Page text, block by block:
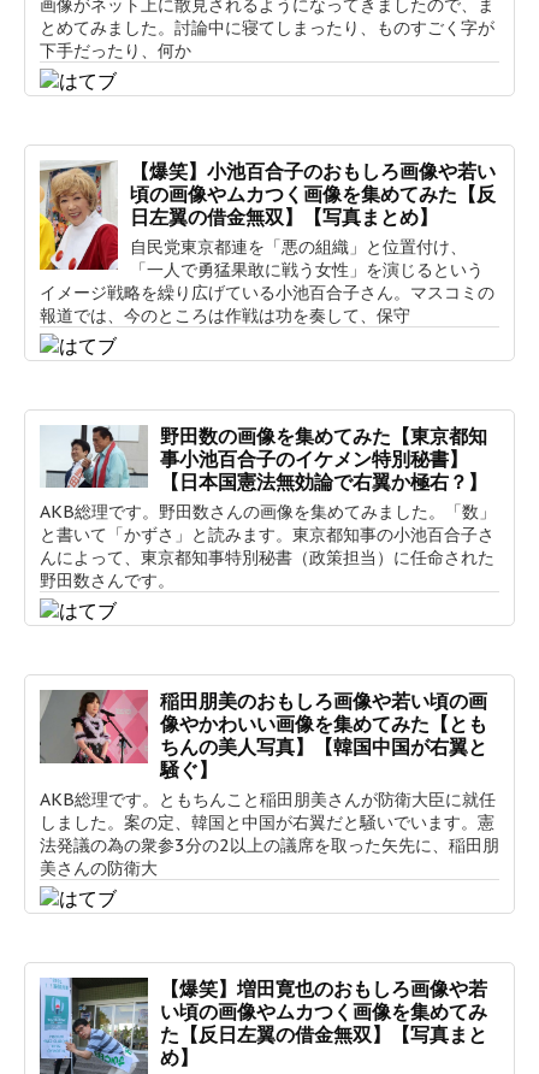
画像がネット上に散見されるようになってきましたので、ま
とめてみました。討論中に寝てしまったり、ものすごく字が
下手だったり、何か
【爆笑】小池百合子のおもしろ画像や若い
頃の画像やムカつく画像を集めてみた【反
日左翼の借金無双】【写真まとめ】
自民党東京都連を「悪の組織」と位置付け、
「一人で勇猛果敢に戦う女性」を演じるという
イメージ戦略を繰り広げている小池百合子さん。マスコミの
報道では、今のところは作戦は功を奏して、保守
野田数の画像を集めてみた【東京都知
事小池百合子のイケメン特別秘書】
【日本国憲法無効論で右翼か極右？】
AKB総理です。野田数さんの画像を集めてみました。「数」
と書いて「かずさ」と読みます。東京都知事の小池百合子さ
んによって、東京都知事特別秘書（政策担当）に任命された
野田数さんです。
稲田朋美のおもしろ画像や若い頃の画
像やかわいい画像を集めてみた【とも
ちんの美人写真】【韓国中国が右翼と
騒ぐ】
AKB総理です。ともちんこと稲田朋美さんが防衛大臣に就任
しました。案の定、韓国と中国が右翼だと騒いでいます。憲
法発議の為の衆参3分の2以上の議席を取った矢先に、稲田朋
美さんの防衛大
【爆笑】増田寛也のおもしろ画像や若
い頃の画像やムカつく画像を集めてみ
た【反日左翼の借金無双】【写真まと
め】